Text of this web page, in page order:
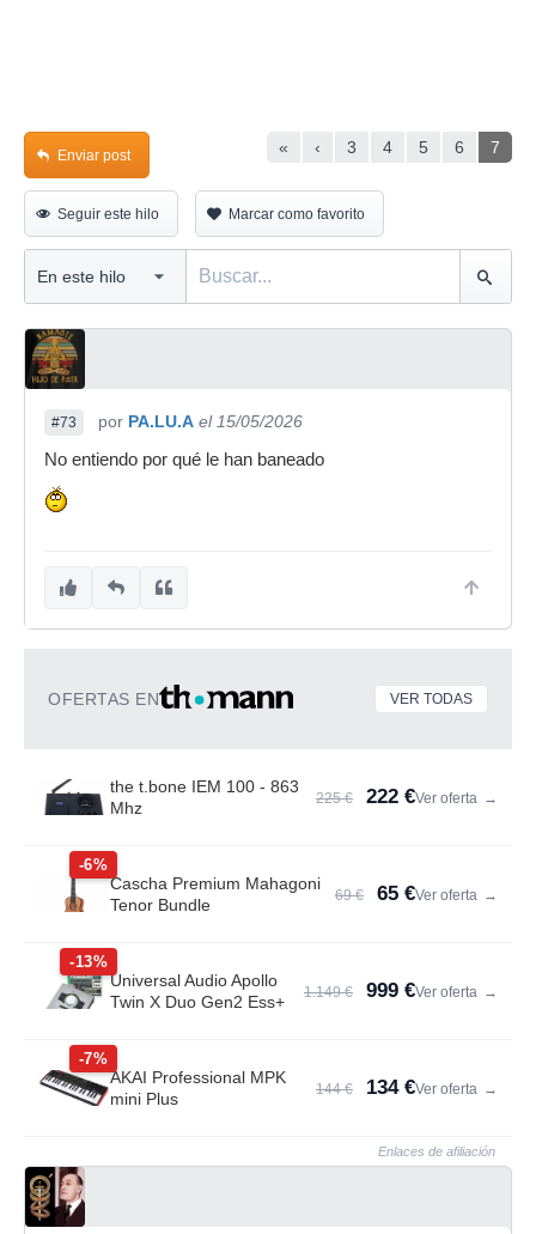
« ‹ 3 4 5 6 7
Enviar post
Seguir este hilo Marcar como favorito
#73 por PA.LU.A el 15/05/2026
No entiendo por qué le han baneado
OFERTAS EN VER TODAS
the t.bone IEM 100 - 863
Mhz
225 € 222 €Ver oferta →
-6%
Cascha Premium Mahagoni
Tenor Bundle
69 € 65 €Ver oferta →
-13%
Universal Audio Apollo
Twin X Duo Gen2 Ess+
1.149 € 999 €Ver oferta →
-7%
AKAI Professional MPK
mini Plus
144 € 134 €Ver oferta →
Enlaces de afiliación